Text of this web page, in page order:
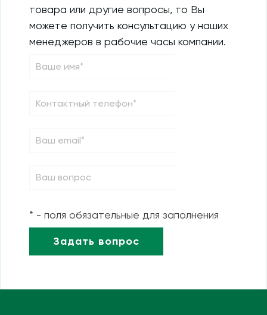
товара или другие вопросы, то Вы
можете получить консультацию у наших
менеджеров в рабочие часы компании.
* - поля обязательные для заполнения